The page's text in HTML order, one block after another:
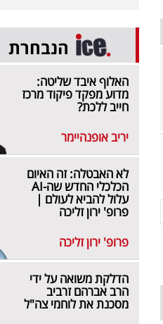
הנבחרת
האלוף איבד שליטה:
מדוע מפקד פיקוד מרכז
חייב ללכת?
יריב אופנהיימר
לא האבטלה: זה האיום
הכלכלי החדש שה-AI
עלול להביא לעולם |
פרופ' ירון זליכה
פרופ' ירון זליכה
הדלקת משואה על ידי
הרב אברהם זרביב
מסכנת את לוחמי צה"ל